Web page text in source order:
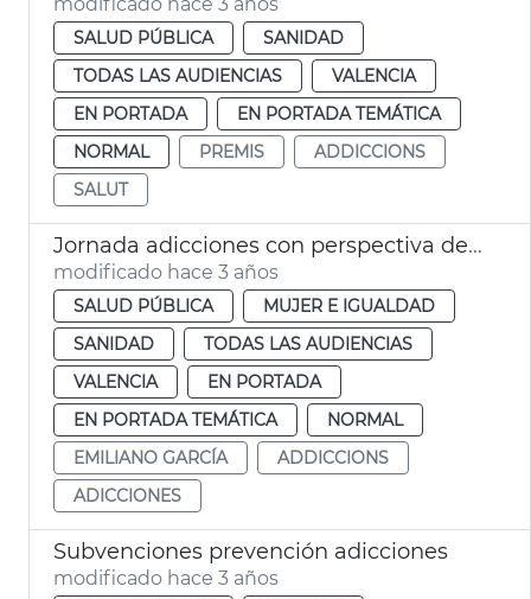
SALUD PÚBLICA
SANIDAD
TODAS LAS AUDIENCIAS
VALENCIA
EN PORTADA
EN PORTADA TEMÁTICA
NORMAL
PREMIS
ADDICCIONS
SALUT
Jornada adicciones con perspectiva de género
modificado hace 3 años
SALUD PÚBLICA
MUJER E IGUALDAD
SANIDAD
TODAS LAS AUDIENCIAS
VALENCIA
EN PORTADA
EN PORTADA TEMÁTICA
NORMAL
EMILIANO GARCÍA
ADDICCIONS
ADICCIONES
Subvenciones prevención adicciones
modificado hace 3 años